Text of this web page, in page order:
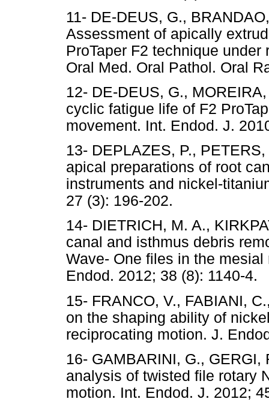
11- DE-DEUS, G.,
Assessment of apically
ProTaper F2 technique
Oral Med. Oral Pathol. Oral
12- DE-DEUS, G.,
cyclic fatigue life of F2
movement. Int. Endod. J.
13- DEPLAZES, P.,
apical preparations of root
instruments and nickel-
27 (3): 196-202.
14- DIETRICH, M. A.,
canal and isthmus debris
Wave- One files in the
Endod. 2012; 38 (8): 1140-4.
15- FRANCO, V., FABIANI,
on the shaping ability of
reciprocating motion. J.
16- GAMBARINI, G.,
analysis of twisted file rotary
motion. Int. Endod. J. 2012;